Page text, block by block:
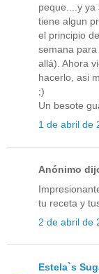
peque....y ya
tiene algun
el principio
semana
allá). Ahora
hacerlo, asi
;)
Un besote
1 de abril de
Anónimo
tu receta y
2 de abril de
Estela`s